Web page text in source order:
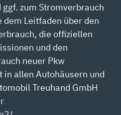
zum Stromverbrauch
dem Leitfaden über den
die offiziellen
und den
neuer Pkw
in allen Autohäusern und
Treuhand GmbH